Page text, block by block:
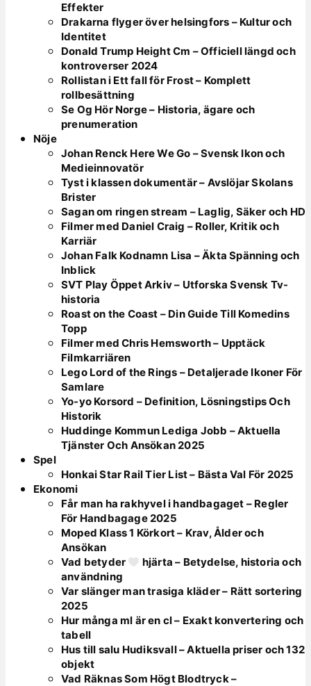
Effekter
Drakarna flyger över helsingfors – Kultur och
Identitet
Donald Trump Height Cm – Officiell längd och
kontroverser 2024
Rollistan i Ett fall för Frost – Komplett
rollbesättning
Se Og Hör Norge – Historia, ägare och
prenumeration
Nöje
Johan Renck Here We Go – Svensk Ikon och
Medieinnovatör
Tyst i klassen dokumentär – Avslöjar Skolans
Brister
Sagan om ringen stream – Laglig, Säker och HD
Filmer med Daniel Craig – Roller, Kritik och
Karriär
Johan Falk Kodnamn Lisa – Äkta Spänning och
Inblick
SVT Play Öppet Arkiv – Utforska Svensk Tv-
historia
Roast on the Coast – Din Guide Till Komedins
Topp
Filmer med Chris Hemsworth – Upptäck
Filmkarriären
Lego Lord of the Rings – Detaljerade Ikoner För
Samlare
Yo-yo Korsord – Definition, Lösningstips Och
Historik
Huddinge Kommun Lediga Jobb – Aktuella
Tjänster Och Ansökan 2025
Spel
Honkai Star Rail Tier List – Bästa Val För 2025
Ekonomi
Får man ha rakhyvel i handbagaget – Regler
För Handbagage 2025
Moped Klass 1 Körkort – Krav, Ålder och
Ansökan
Vad betyder
hjärta – Betydelse, historia och
användning
Var slänger man trasiga kläder – Rätt sortering
2025
Hur många ml är en cl – Exakt konvertering och
tabell
Hus till salu Hudiksvall – Aktuella priser och 132
objekt
Vad Räknas Som Högt Blodtryck –